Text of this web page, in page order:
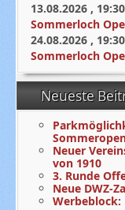
13.08.2026 , 19:30
Sommerloch
24.08.2026 , 19:30
Sommerloch
Neueste
Neuer
von 1910
3. Runde
Neue DWZ-
Werbeblock: